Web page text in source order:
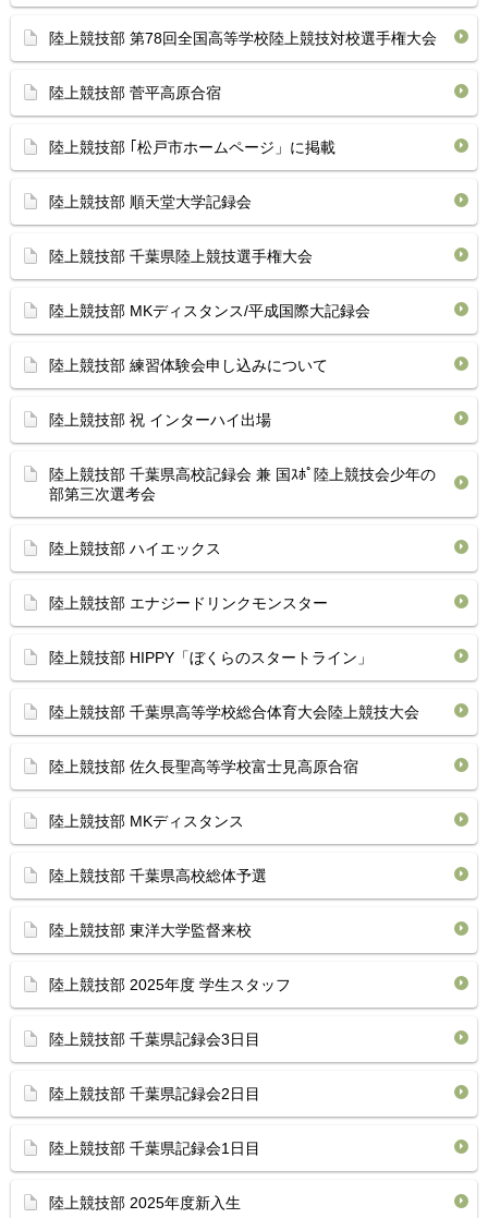
陸上競技部 第78回全国高等学校陸上競技対校選手権大会
陸上競技部 菅平高原合宿
陸上競技部 ｢松戸市ホームページ」に掲載
陸上競技部 順天堂大学記録会
陸上競技部 千葉県陸上競技選手権大会
陸上競技部 MKディスタンス/平成国際大記録会
陸上競技部 練習体験会申し込みについて
陸上競技部 祝 インターハイ出場
陸上競技部 千葉県高校記録会 兼 国ｽﾎﾟ陸上競技会少年の
部第三次選考会
陸上競技部 ハイエックス
陸上競技部 エナジードリンクモンスター
陸上競技部 HIPPY「ぼくらのスタートライン」
陸上競技部 千葉県高等学校総合体育大会陸上競技大会
陸上競技部 佐久長聖高等学校富士見高原合宿
陸上競技部 MKディスタンス
陸上競技部 千葉県高校総体予選
陸上競技部 東洋大学監督来校
陸上競技部 2025年度 学生スタッフ
陸上競技部 千葉県記録会3日目
陸上競技部 千葉県記録会2日目
陸上競技部 千葉県記録会1日目
陸上競技部 2025年度新入生